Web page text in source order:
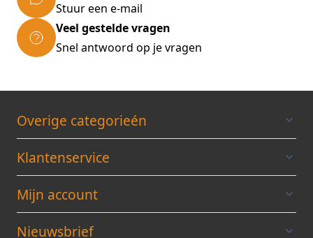
Stuur een e-mail
Veel gestelde vragen
Snel antwoord op je vragen
Overige categorieén
Klantenservice
Mijn account
Nieuwsbrief